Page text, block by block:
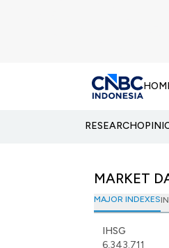
RESEARCH
MARKET
MAJOR INDEXES
IHSG
6,343.711